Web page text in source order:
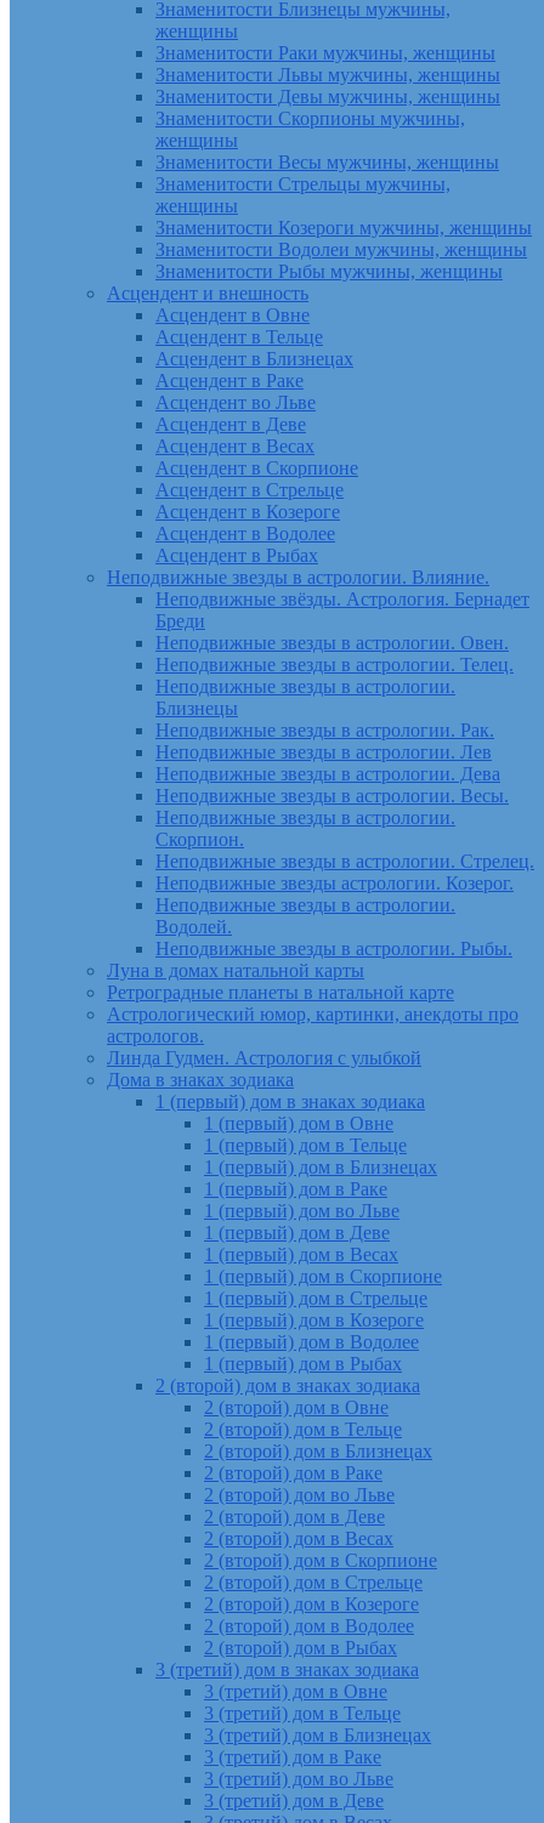
Знаменитости Близнецы мужчины,
женщины
Знаменитости Раки мужчины, женщины
Знаменитости Львы мужчины, женщины
Знаменитости Девы мужчины, женщины
Знаменитости Скорпионы мужчины,
женщины
Знаменитости Весы мужчины, женщины
Знаменитости Стрельцы мужчины,
женщины
Знаменитости Козероги мужчины, женщины
Знаменитости Водолеи мужчины, женщины
Знаменитости Рыбы мужчины, женщины
Асцендент и внешность
Асцендент в Овне
Асцендент в Тельце
Асцендент в Близнецах
Асцендент в Раке
Асцендент во Льве
Асцендент в Деве
Асцендент в Весах
Асцендент в Скорпионе
Асцендент в Стрельце
Асцендент в Козероге
Асцендент в Водолее
Асцендент в Рыбах
Неподвижные звезды в астрологии. Влияние.
Неподвижные звёзды. Астрология. Бернадет
Бреди
Неподвижные звезды в астрологии. Овен.
Неподвижные звезды в астрологии. Телец.
Неподвижные звезды в астрологии.
Близнецы
Неподвижные звезды в астрологии. Рак.
Неподвижные звезды в астрологии. Лев
Неподвижные звезды в астрологии. Дева
Неподвижные звезды в астрологии. Весы.
Неподвижные звезды в астрологии.
Скорпион.
Неподвижные звезды в астрологии. Стрелец.
Неподвижные звезды астрологии. Козерог.
Неподвижные звезды в астрологии.
Водолей.
Неподвижные звезды в астрологии. Рыбы.
Луна в домах натальной карты
Ретроградные планеты в натальной карте
Астрологический юмор, картинки, анекдоты про
астрологов.
Линда Гудмен. Астрология с улыбкой
Дома в знаках зодиака
1 (первый) дом в знаках зодиака
1 (первый) дом в Овне
1 (первый) дом в Тельце
1 (первый) дом в Близнецах
1 (первый) дом в Раке
1 (первый) дом во Льве
1 (первый) дом в Деве
1 (первый) дом в Весах
1 (первый) дом в Скорпионе
1 (первый) дом в Стрельце
1 (первый) дом в Козероге
1 (первый) дом в Водолее
1 (первый) дом в Рыбах
2 (второй) дом в знаках зодиака
2 (второй) дом в Овне
2 (второй) дом в Тельце
2 (второй) дом в Близнецах
2 (второй) дом в Раке
2 (второй) дом во Льве
2 (второй) дом в Деве
2 (второй) дом в Весах
2 (второй) дом в Скорпионе
2 (второй) дом в Стрельце
2 (второй) дом в Козероге
2 (второй) дом в Водолее
2 (второй) дом в Рыбах
3 (третий) дом в знаках зодиака
3 (третий) дом в Овне
3 (третий) дом в Тельце
3 (третий) дом в Близнецах
3 (третий) дом в Раке
3 (третий) дом во Льве
3 (третий) дом в Деве